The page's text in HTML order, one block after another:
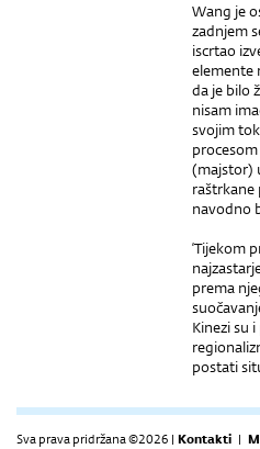
Wang je
zadnjem
iscrtao
elemente
da je bilo
nisam
svojim
(majstor)
raštrkane
navodno
‘Tijekom
prema
Kinezi su
postati
Sva prava pridržana ©2026 | Kontakti |